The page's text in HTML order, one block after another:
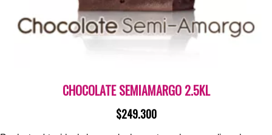
CHOCOLATE SEMIAMARGO 2.5KL
$249.300